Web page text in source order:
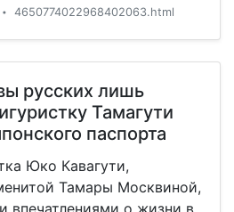
• 4650774022968402063.html
русских лишь
Тамагути
паспорта
Юко Кавагути,
Тамары Москвиной,
впечатлениями о жизни в